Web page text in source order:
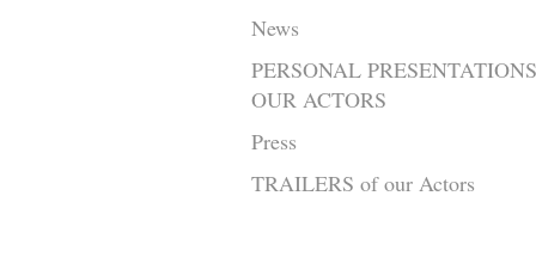
News
PERSONAL
OUR ACTORS
Press
TRAILERS of our Actors